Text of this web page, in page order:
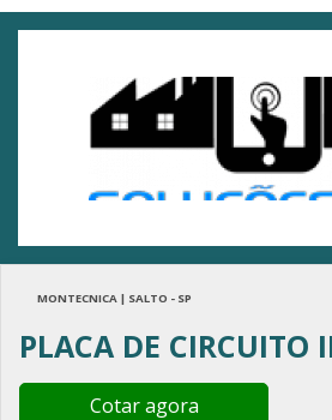
MONTECNICA | SALTO - SP
PLACA DE CIRCUITO
Cotar agora